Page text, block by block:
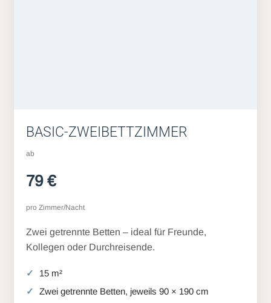
BASIC-ZWEIBETTZIMMER
ab
79 €
pro Zimmer/Nacht
Zwei getrennte Betten – ideal für Freunde,
Kollegen oder Durchreisende.
15 m²
Zwei getrennte Betten, jeweils 90 × 190 cm